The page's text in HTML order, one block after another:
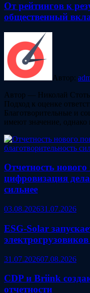
От рейтингов к
общественный
Автор:
Автор — Николай
Подход к оценке
Благотворительные и
имеют значение,
Отчетность
цифровизация
сильнее
03.08.202631.07.2026
ESG‑Solar
31.07.202607.08.2026
CDP и Briink
отчетности